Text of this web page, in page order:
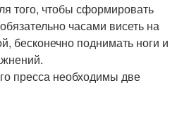
того, чтобы сформировать
часами висеть на
бесконечно поднимать ноги и
пресса необходимы две